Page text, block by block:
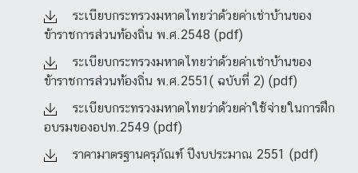
ระเบียบกระทรวงมหาดไทยว่าด้วยค่าเช่าบ้านของ
ข้าราชการส่วนท้องถิ่น พ.ศ.2548 (pdf)
ระเบียบกระทรวงมหาดไทยว่าด้วยค่าเช่าบ้านของ
ข้าราชการส่วนท้องถิ่น พ.ศ.2551( ฉบับที่ 2) (pdf)
ระเบียบกระทรวงมหาดไทยว่าด้วยค่าใช้จ่ายในการฝึก
อบรมของอปท.2549 (pdf)
ราคามาตรฐานครุภัณฑ์ ปีงบประมาณ 2551 (pdf)